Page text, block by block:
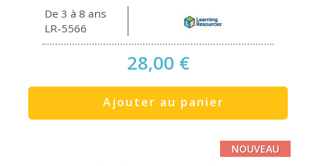
De 3 à 8 ans
LR-5566
28,00 €
Ajouter au panier
NOUVEAU